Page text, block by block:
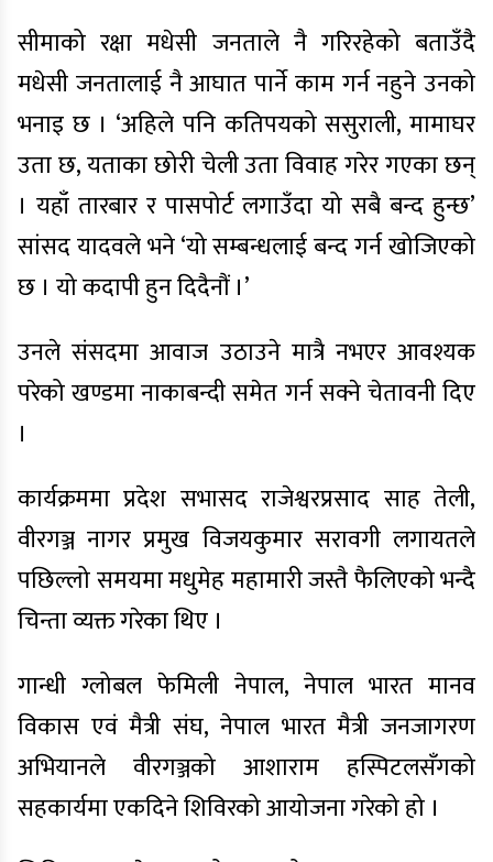
सीमाको रक्षा मधेसी जनताले नै गरिरहेको बताउँदै
मधेसी जनतालाई नै आघात पार्ने काम गर्न नहुने उनको
भनाइ छ । ‘अहिले पनि कतिपयको ससुराली, मामाघर
उता छ, यताका छोरी चेली उता विवाह गरेर गएका छन्
। यहाँ तारबार र पासपोर्ट लगाउँदा यो सबै बन्द हुन्छ’
सांसद यादवले भने ‘यो सम्बन्धलाई बन्द गर्न खोजिएको
छ । यो कदापी हुन दिदैनौं ।’
उनले संसदमा आवाज उठाउने मात्रै नभएर आवश्यक
परेको खण्डमा नाकाबन्दी समेत गर्न सक्ने चेतावनी दिए
।
कार्यक्रममा प्रदेश सभासद राजेश्वरप्रसाद साह तेली,
वीरगञ्ज नागर प्रमुख विजयकुमार सरावगी लगायतले
पछिल्लो समयमा मधुमेह महामारी जस्तै फैलिएको भन्दै
चिन्ता व्यक्त गरेका थिए ।
गान्धी ग्लोबल फेमिली नेपाल, नेपाल भारत मानव
विकास एवं मैत्री संघ, नेपाल भारत मैत्री जनजागरण
अभियानले वीरगञ्जको आशाराम हस्पिटलसँगको
सहकार्यमा एकदिने शिविरको आयोजना गरेको हो ।